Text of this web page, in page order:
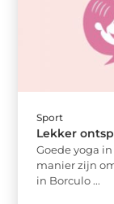
Sport
Lekker
Goede yoga
manier zijn
in Borculo ...